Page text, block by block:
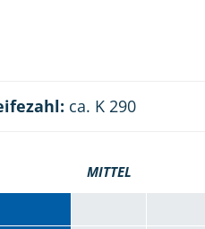
ca. K 290
MITTEL